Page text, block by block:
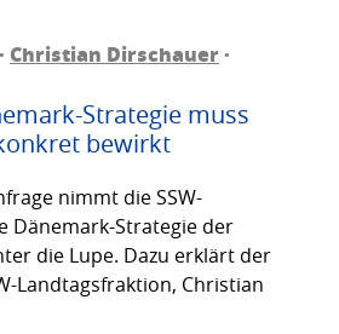
Christian Dirschauer·
Strategie muss
bewirkt
nimmt die SSW-
Dänemark-Strategie der
die Lupe. Dazu erklärt der
Landtagsfraktion, Christian